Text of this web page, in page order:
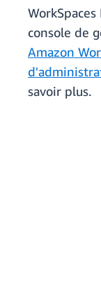
console de
Amazon
savoir plus.